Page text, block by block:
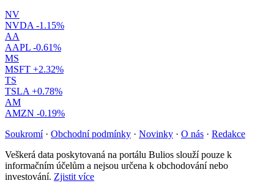
NV
NVDA -1.15%
AA
AAPL -0.61%
MS
MSFT +2.32%
TS
TSLA +0.78%
AM
AMZN -0.19%
Soukromí · Obchodní podmínky · Novinky · O nás · Redakce
Veškerá data poskytovaná na portálu Bulios slouží pouze k
informačním účelům a nejsou určena k obchodování nebo
investování. Zjistit více